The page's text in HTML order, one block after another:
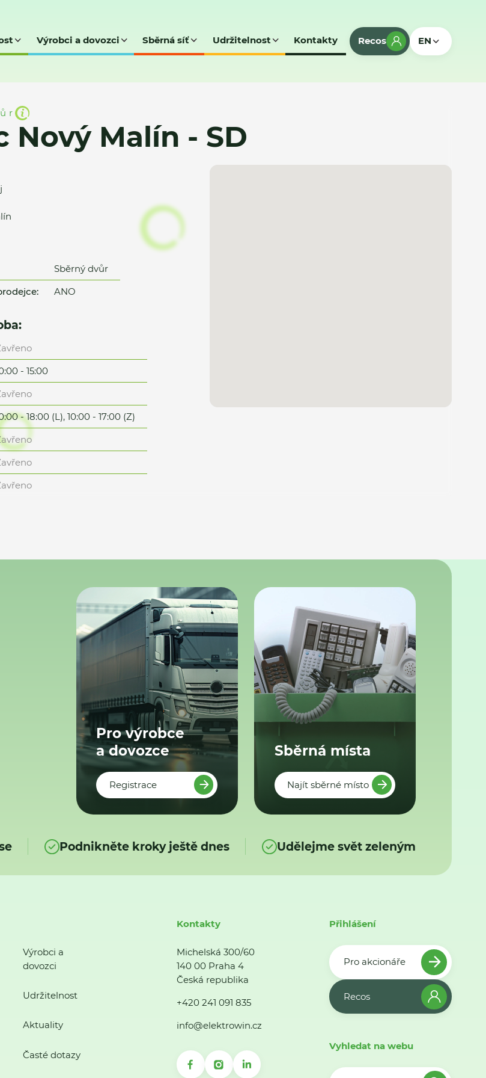
Výrobci a dovozci Sběrná síť Udržitelnost Kontakty Recos EN
Nový Malín - SD
Sběrný dvůr
ANO
- 15:00
- 18:00 (L), 10:00 - 17:00 (Z)
Pro výrobce
a dovozce
Registrace
Sběrná místa
Najít sběrné místo
Podnikněte kroky ještě dnes Udělejme svět zeleným
Výrobci a
dovozci
Udržitelnost
Aktuality
Časté dotazy
Kontakty
Michelská 300/60
140 00 Praha 4
Česká republika
+420 241 091 835
info@elektrowin.cz
Přihlášení
Pro akcionáře
Recos
Vyhledat na webu